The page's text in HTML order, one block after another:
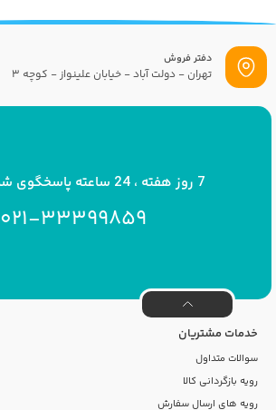
دفتر فروش
تهران - دولت آباد - خیابان علینواز - کوچه 3
7 روز هفته ، 24 ساعته پاسخگوی شما هستیم
021-33399859
خدمات مشتریان
سوالات متداول
رویه بازگردانی کالا
رویه های ارسال سفارش